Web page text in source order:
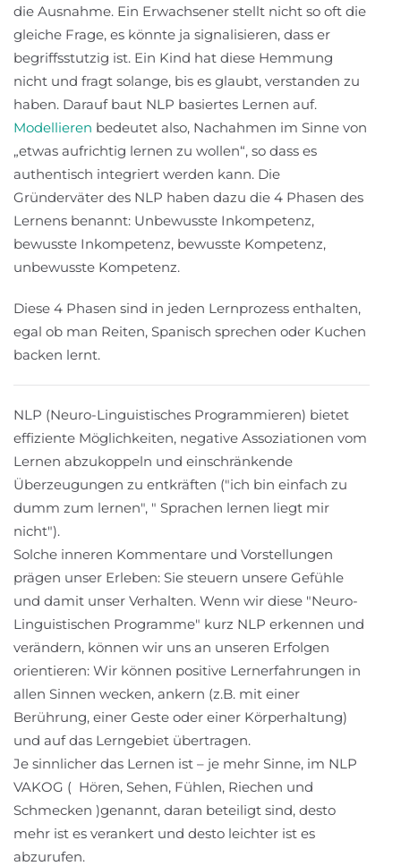
die Ausnahme. Ein Erwachsener stellt nicht so oft die
gleiche Frage, es könnte ja signalisieren, dass er
begriffsstutzig ist. Ein Kind hat diese Hemmung
nicht und fragt solange, bis es glaubt, verstanden zu
haben. Darauf baut NLP basiertes Lernen auf.
Modellieren bedeutet also, Nachahmen im Sinne von
„etwas aufrichtig lernen zu wollen“, so dass es
authentisch integriert werden kann. Die
Gründerväter des NLP haben dazu die 4 Phasen des
Lernens benannt: Unbewusste Inkompetenz,
bewusste Inkompetenz, bewusste Kompetenz,
unbewusste Kompetenz.
Diese 4 Phasen sind in jeden Lernprozess enthalten,
egal ob man Reiten, Spanisch sprechen oder Kuchen
backen lernt.
NLP (Neuro-Linguistisches Programmieren) bietet
effiziente Möglichkeiten, negative Assoziationen vom
Lernen abzukoppeln und einschränkende
Überzeugungen zu entkräften ("ich bin einfach zu
dumm zum lernen", " Sprachen lernen liegt mir
nicht").
Solche inneren Kommentare und Vorstellungen
prägen unser Erleben: Sie steuern unsere Gefühle
und damit unser Verhalten. Wenn wir diese "Neuro-
Linguistischen Programme" kurz NLP erkennen und
verändern, können wir uns an unseren Erfolgen
orientieren: Wir können positive Lernerfahrungen in
allen Sinnen wecken, ankern (z.B. mit einer
Berührung, einer Geste oder einer Körperhaltung)
und auf das Lerngebiet übertragen.
Je sinnlicher das Lernen ist – je mehr Sinne, im NLP
VAKOG ( Hören, Sehen, Fühlen, Riechen und
Schmecken )genannt, daran beteiligt sind, desto
mehr ist es verankert und desto leichter ist es
abzurufen.